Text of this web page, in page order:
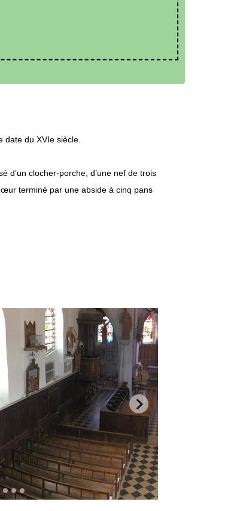
date du XVIe siècle.
d’un clocher-porche, d’une nef de trois
terminé par une abside à cinq pans